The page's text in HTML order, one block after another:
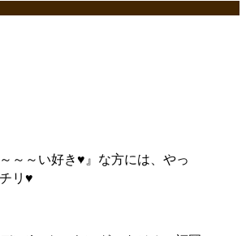
～～い好き♥』な方には、やっ
リ♥